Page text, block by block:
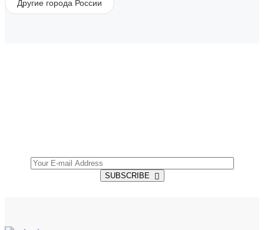
Другие города России
SUBSCRIBE